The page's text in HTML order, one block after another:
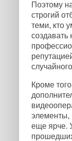
Поэтому
строгий
теми, кто
Кроме
элементы,
еще ярче.